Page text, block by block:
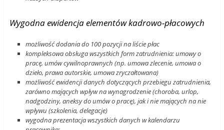
Wygodna ewidencja elementów kadrowo-płacowych
możliwość dodania do 100 pozycji na liście płac
kompleksowa obsługa wszystkich form zatrudnienia: umowy o
pracę, umów cywilnoprawnych (np. umowa zlecenie, umowa o
dzieło, prawa autorskie, umowa zryczałtowana)
możliwość ewidencji danych dotyczących przebiegu zatrudnienia,
zarówno mających wpływ na wynagrodzenie (choroba, urlop,
nadgodziny, aneksy do umów o pracę), jak i nie mających na nie
wpływu (szkolenia, delegacje)
wygodna prezentacja wszystkich danych w kalendarzu